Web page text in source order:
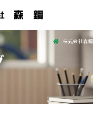
株式会社森鋼